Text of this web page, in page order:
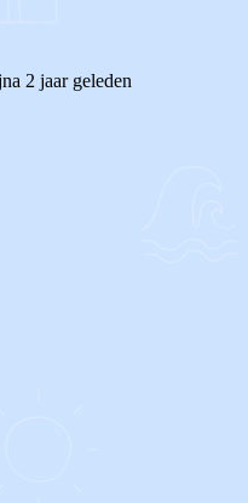
2 jaar geleden